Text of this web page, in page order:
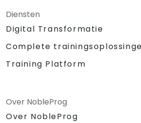
Diensten
Digital Transformatie
Complete
Training Platform
Over NobleProg
Over NobleProg